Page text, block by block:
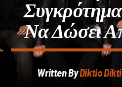
Current Track
Συγκρότημα
Να Δώσει
Written ByDiktio